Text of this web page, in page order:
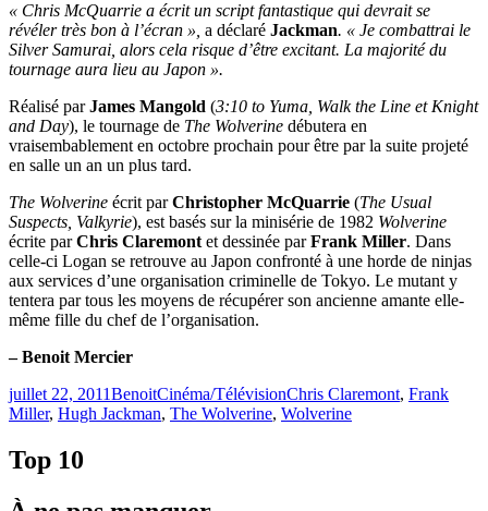
« Chris McQuarrie a écrit un script fantastique qui devrait se
révéler très bon à l’écran », a déclaré Jackman. « Je combattrai le
Silver Samurai, alors cela risque d’être excitant. La majorité du
tournage aura lieu au Japon ».
Réalisé parJames Mangold (3:10 to Yuma, Walk the Line et Knight
and Day), le tournage de The Wolverine débutera en
vraisembablement en octobre prochain pour être par la suite projeté
en salle un an un plus tard.
The Wolverine écrit parChristopher McQuarrie (The Usual
Suspects, Valkyrie), est basés sur la minisérie de 1982 Wolverine
écrite parChris Claremont et dessinée parFrank Miller. Dans
celle-ci Logan se retrouve au Japon confronté à une horde de ninjas
aux services d’une organisation criminelle de Tokyo. Le mutant y
tentera par tous les moyens de récupérer son ancienne amante elle-
même fille du chef de l’organisation.
– Benoit Mercier
Publié
le
juillet 22, 2011BenoitCatégories
Cinéma/TélévisionÉtiquettes
Chris Claremont, Frank
Miller, Hugh Jackman, The Wolverine, Wolverine
Top 10